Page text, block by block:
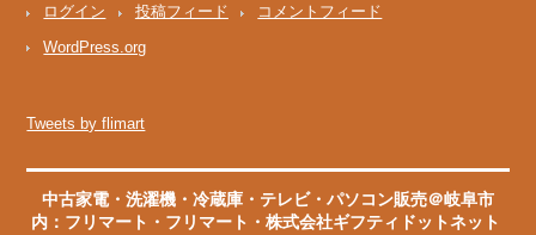
ログイン 投稿フィード
コメントフィード
WordPress.org
Tweets by flimart
中古家電・洗濯機・冷蔵庫・テレビ・パソコン販売＠岐阜市
内：フリマート ・ フリマート ・株式会社ギフティドットネット